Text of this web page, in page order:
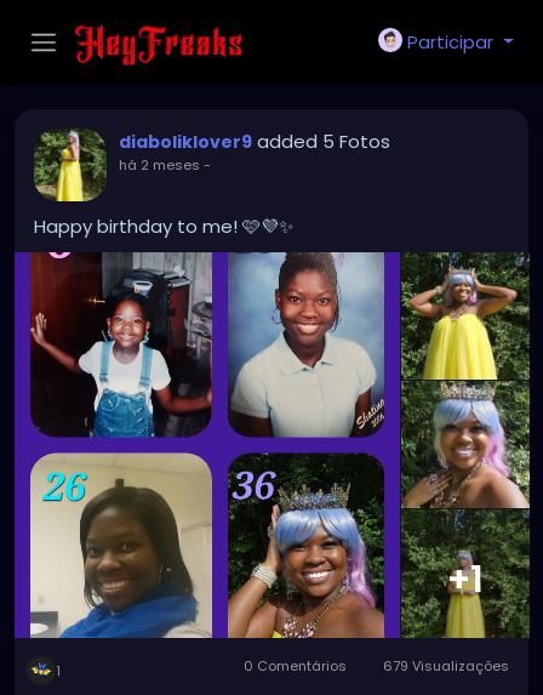
Participar
diaboliklover9 added 5 Fotos
há 2 meses -
Happy birthday to me! 🩷💜✨️
+1
1 0 Comentários 679 Visualizações